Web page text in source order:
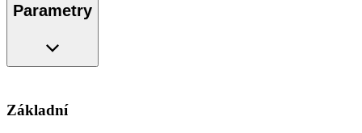
Parametry
Základní